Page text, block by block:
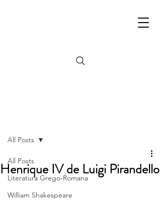
All Posts
Literatura Grego-Romana
William Shakespeare
All Posts
Henrique IV de Luigi Pirandello